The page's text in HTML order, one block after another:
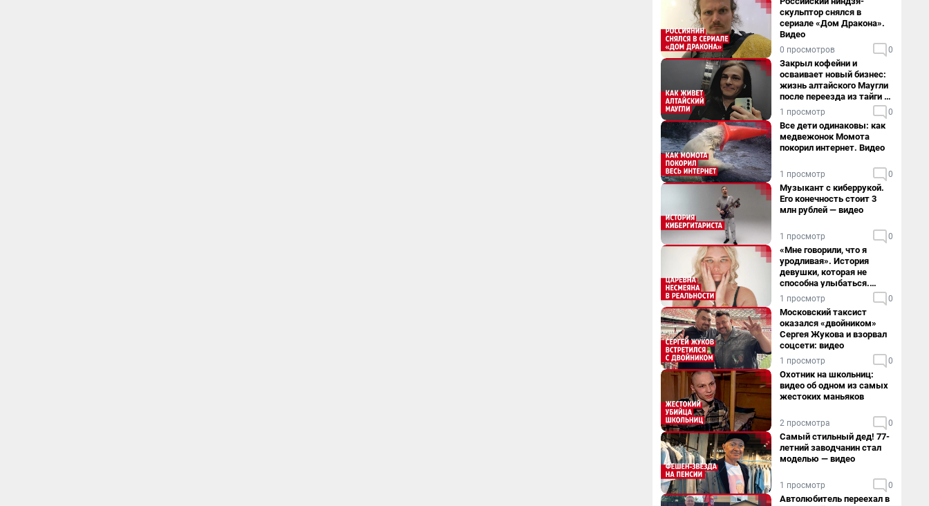
скульптор снялся в
сериале «Дом Дракона».
Видео
0 просмотров 0
Закрыл кофейни и
осваивает новый бизнес:
жизнь алтайского Маугли
после переезда из тайги в
столицу
1 просмотр 0
Все дети одинаковы: как
медвежонок Момота
покорил интернет. Видео
1 просмотр 0
Музыкант с киберрукой.
Его конечность стоит 3
млн рублей — видео
1 просмотр 0
«Мне говорили, что я
уродливая». История
девушки, которая не
способна улыбаться.
Видео
1 просмотр 0
Московский таксист
оказался «двойником»
Сергея Жукова и взорвал
соцсети: видео
1 просмотр 0
Охотник на школьниц:
видео об одном из самых
жестоких маньяков
2 просмотра 0
Самый стильный дед! 77-
летний заводчанин стал
моделью — видео
1 просмотр 0
Автолюбитель переехал в